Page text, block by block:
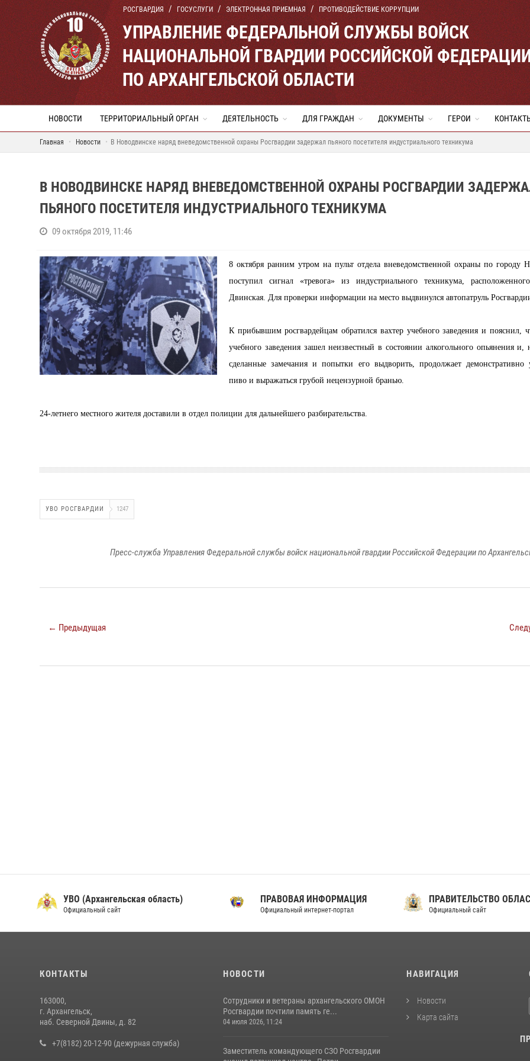
РОСГВАРДИЯ ГОСУСЛУГИ ЭЛЕКТРОННАЯ ПРИЕМНАЯ ПРОТИВОДЕЙСТВИЕ КОРРУПЦИИ
УПРАВЛЕНИЕ ФЕДЕРАЛЬНОЙ СЛУЖБЫ ВОЙСК
НАЦИОНАЛЬНОЙ ГВАРДИИ РОССИЙСКОЙ
ПО АРХАНГЕЛЬСКОЙ ОБЛАСТИ
НОВОСТИ ТЕРРИТОРИАЛЬНЫЙ ОРГАН ДЕЯТЕЛЬНОСТЬ ДЛЯ ГРАЖДАН ДОКУМЕНТЫ ГЕРОИ
Главная Новости В Новодвинске наряд вневедомственной охраны Росгвардии задержал пьяного посетителя индустриального техникума
В НОВОДВИНСКЕ НАРЯД ВНЕВЕДОМСТВЕННОЙ ОХРАНЫ РОСГВАРДИИ
ПЬЯНОГО ПОСЕТИТЕЛЯ ИНДУСТРИАЛЬНОГО ТЕХНИКУМА
09 октября 2019, 11:46
8 октября ранним утром на пульт отдела вневедомственной охраны по городу
поступил сигнал «тревога» из индустриального техникума,
Двинская. Для проверки информации на место выдвинулся автопатруль
К прибывшим росгвардейцам обратился вахтер учебного заведения и пояснил,
учебного заведения зашел неизвестный в состоянии алкогольного опьянения и,
сделанные замечания и попытки его выдворить, продолжает демонстративно
пиво и выражаться грубой нецензурной бранью.
24-летнего местного жителя доставили в отдел полиции для дальнейшего разбирательства.
УВО РОСГВАРДИИ 1247
Пресс-служба Управления Федеральной службы войск национальной гвардии Российской Федерации по
← Предыдущая
УВО (Архангельская область)
Официальный сайт
ПРАВОВАЯ ИНФОРМАЦИЯ
Официальный интернет-портал
ПРАВИТЕЛЬСТВО
Официальный сайт
КОНТАКТЫ
163000,
г. Архангельск,
наб. Северной Двины, д. 82
+7(8182) 20-12-90 (дежурная служба)
НОВОСТИ
Сотрудники и ветераны архангельского ОМОН
Росгвардии почтили память ге...
04 июля 2026, 11:24
Заместитель командующего СЗО Росгвардии
НАВИГАЦИЯ
Новости
Карта сайта